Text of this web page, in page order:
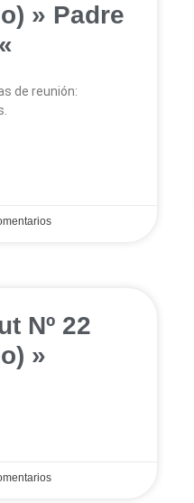
» Padre
de reunión:
Nº 22
»